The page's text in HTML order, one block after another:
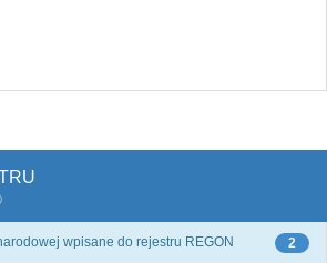
2
wpisane do rejestru REGON